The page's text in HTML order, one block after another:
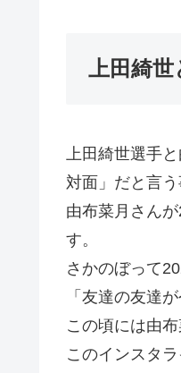
上田綺世
上田綺世選手
対面」だと言う
由布菜月さん
す。
さかのぼって
「友達の友達
この頃には由
このインスタ